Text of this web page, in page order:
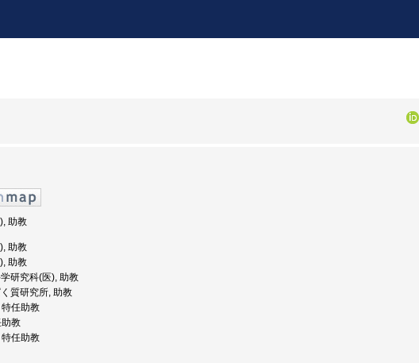
助教
助教
助教
研究科(医), 助教
質研究所, 助教
任助教
教
任助教